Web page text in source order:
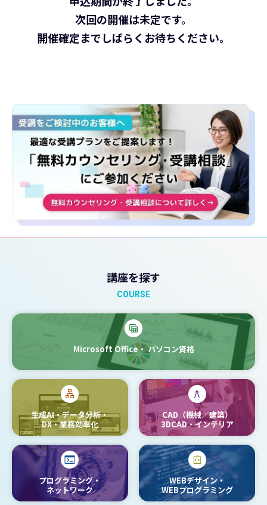
次回の開催は未定です。
開催確定までしばらくお待ちください。
講座を探す
COURSE
Microsoft Office・パソコン資格
生成AI・データ分析・
DX・業務効率化
CAD（機械／建築）
3DCAD・インテリア
プログラミング・
ネットワーク
WEBデザイン・
WEBプログラミング